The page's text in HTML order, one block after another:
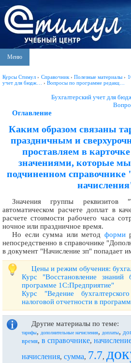
Меню
Курсы Стимул › Справочник› Полезные материалы ›
учет для бюдж…
› Вопросы по программе редакц…
Бухгалтерский учет для
Оглавление
Каким образом связаны
праздничным и
проставляем в
значениями, которые
подчиненном
Значения группы реквизитов
автоматическом расчете доплат в
расчете стоимости рабочего часа
ночное или праздничное время.
Но если сумма или метод форми
непосредственно в справочнике
в документ "Начисление зп" попадает
Цены и режим обучения:
Курс "Восстановление знаний
программе 1С:Предприятие"
Курс "Ведение
налоговой отчетности в
Другие материалы по теме:
тарифы, дополнительные начисления, доплаты,
время, в справочнике,
начисления, сумма, 7.7,